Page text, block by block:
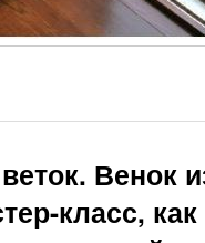
Венок
класс,